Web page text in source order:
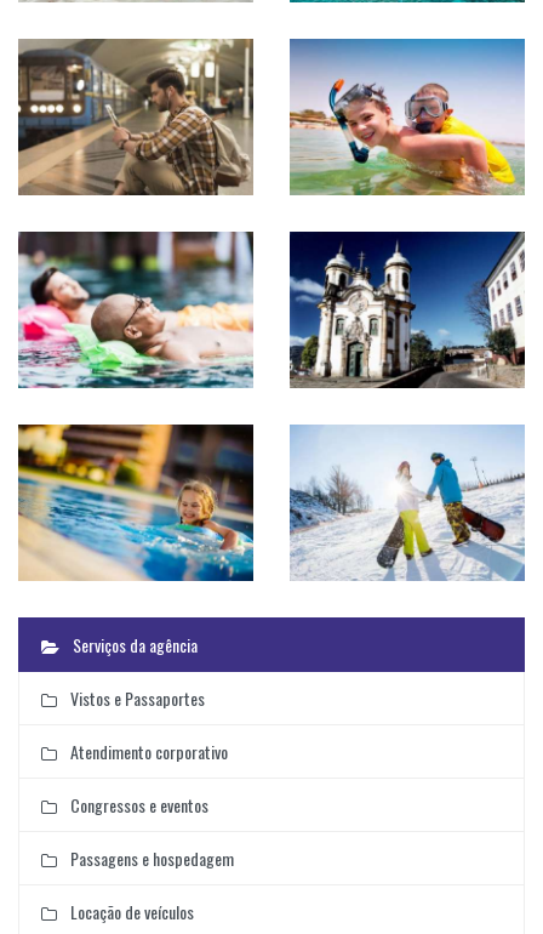
Serviços da agência
Vistos e Passaportes
Atendimento corporativo
Congressos e eventos
Passagens e hospedagem
Locação de veículos